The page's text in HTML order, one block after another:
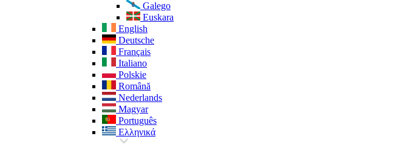
Galego
Euskara
English
Deutsche
Français
Italiano
Polskie
Română
Nederlands
Magyar
Português
Ελληνικά